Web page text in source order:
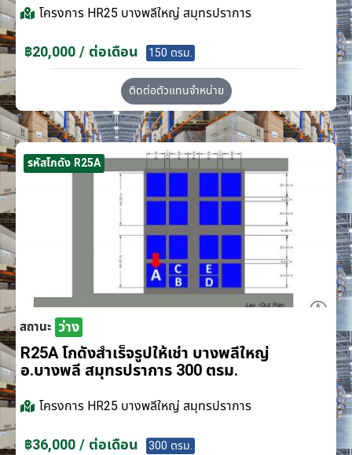
โครงการ HR25 บางพลีใหญ่ สมุทรปราการ
฿20,000 / ต่อเดือน 150 ตรม.
ติดต่อตัวแทนจำหน่าย
รหัสโกดัง R25A
สถานะ ว่าง
R25A โกดังสำเร็จรูปให้เช่า บางพลีใหญ่
อ.บางพลี สมุทรปราการ 300 ตรม.
โครงการ HR25 บางพลีใหญ่ สมุทรปราการ
฿36,000 / ต่อเดือน 300 ตรม.